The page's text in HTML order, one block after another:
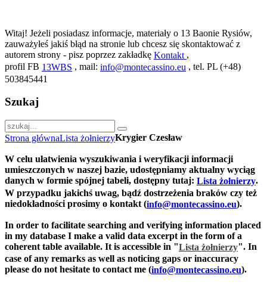
Witaj! Jeżeli posiadasz informacje, materiały o 13 Baonie Rysiów,
zauważyłeś jakiś błąd na stronie lub chcesz się skontaktować z
autorem strony - pisz poprzez zakładkę Kontakt ,
profil FB 13WBS , mail: info@montecassino.eu , tel. PL (+48)
503845441
Szukaj
Strona głównaLista żołnierzyKrygier Czesław
W celu ułatwienia wyszukiwania i weryfikacji informacji
umieszczonych w naszej bazie, udostępniamy aktualny wyciąg
danych w formie spójnej tabeli, dostępny tutaj: Lista żołnierzy.
W przypadku jakichś uwag, bądź dostrzeżenia braków czy też
niedokładności prosimy o kontakt (info@montecassino.eu).
In order to facilitate searching and verifying information placed
in my database I make a valid data excerpt in the form of a
coherent table available. It is accessible in "Lista żołnierzy". In
case of any remarks as well as noticing gaps or inaccuracy
please do not hesitate to contact me (info@montecassino.eu).